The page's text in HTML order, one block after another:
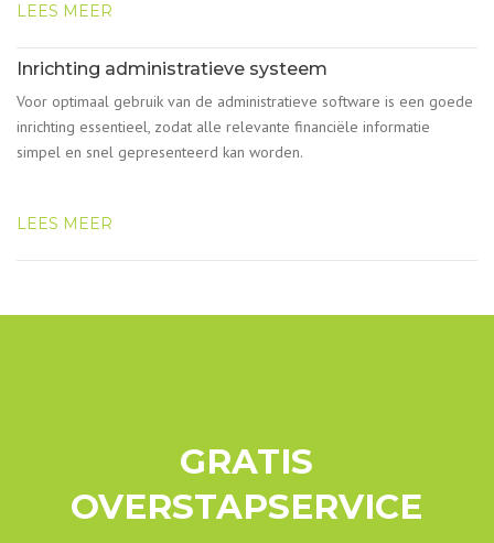
LEES MEER
Inrichting administratieve systeem
Voor optimaal gebruik van de administratieve software is een goede
inrichting essentieel, zodat alle relevante financiële informatie
simpel en snel gepresenteerd kan worden.
LEES MEER
GRATIS
OVERSTAPSERVICE